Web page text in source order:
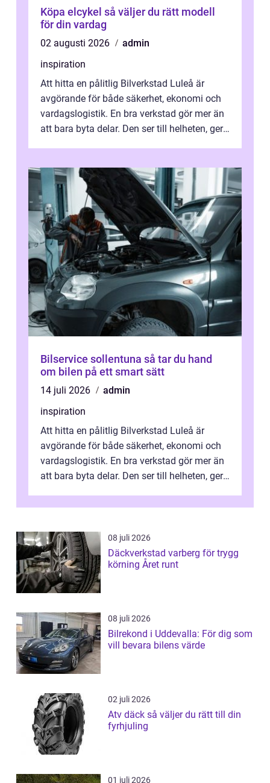
Köpa elcykel så väljer du rätt modell
för din vardag
02 augusti 2026
admin
inspiration
Att hitta en pålitlig Bilverkstad Luleå är
avgörande för både säkerhet, ekonomi och
vardagslogistik. En bra verkstad gör mer än
att bara byta delar. Den ser till helheten, ger
Bilservice sollentuna så tar du hand
om bilen på ett smart sätt
14 juli 2026
admin
inspiration
Att hitta en pålitlig Bilverkstad Luleå är
avgörande för både säkerhet, ekonomi och
vardagslogistik. En bra verkstad gör mer än
att bara byta delar. Den ser till helheten, ger
08 juli 2026
Däckverkstad varberg för trygg
körning Året runt
08 juli 2026
Bilrekond i Uddevalla: För dig som
vill bevara bilens värde
02 juli 2026
Atv däck så väljer du rätt till din
fyrhjuling
01 juli 2026